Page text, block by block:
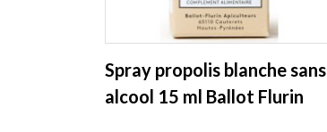
Spray propolis blanche sans
alcool 15 ml Ballot Flurin